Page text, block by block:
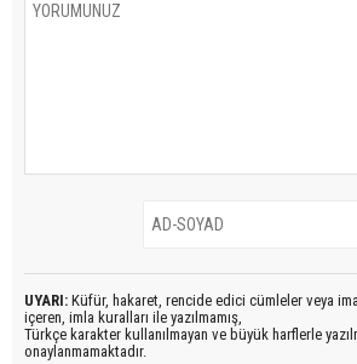
UYARI: Küfür, hakaret, rencide edici cümleler veya
içeren, imla kuralları ile yazılmamış,
Türkçe karakter kullanılmayan ve büyük harflerle
onaylanmamaktadır.